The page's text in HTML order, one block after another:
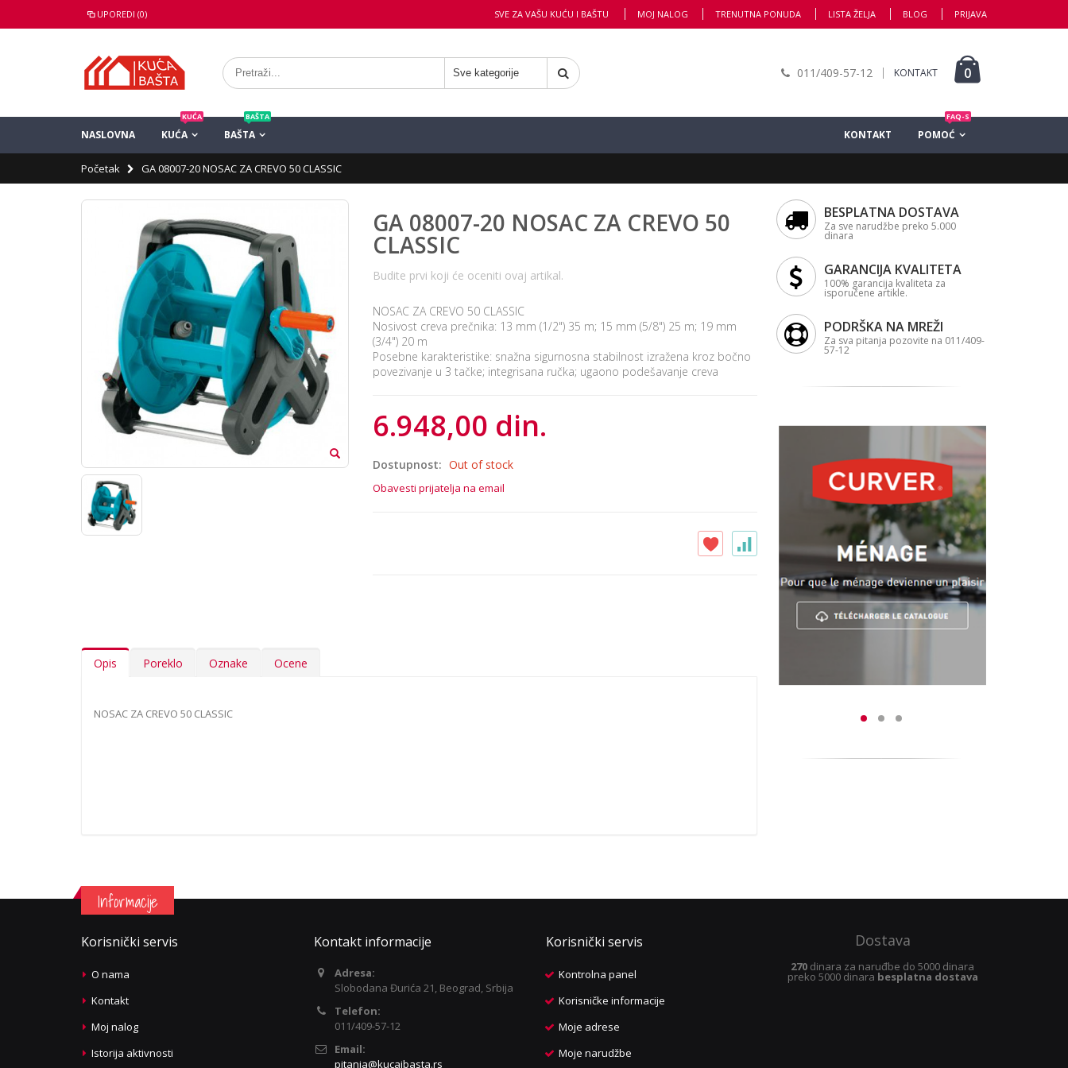
UPOREDI (0) MOJ NALOG TRENUTNA PONUDA LISTA ŽELJA BLOG PRIJAVA
SVE ZA VAŠU KUĆU I BAŠTU
011/409-57-12 KONTAKT 0
NASLOVNA KUĆA
KUĆA
BAŠTA
BAŠTA
POMOĆ
FAQ-S
KONTAKT
Početak GA 08007-20 NOSAC ZA CREVO 50 CLASSIC
GA 08007-20 NOSAC ZA CREVO 50
CLASSIC
Budite prvi koji će oceniti ovaj artikal.
NOSAC ZA CREVO 50 CLASSIC
Nosivost creva prečnika: 13 mm (1/2") 35 m; 15 mm (5/8") 25 m; 19 mm
(3/4") 20 m
Posebne karakteristike: snažna sigurnosna stabilnost izražena kroz bočno
povezivanje u 3 tačke; integrisana ručka; ugaono podešavanje creva
6.948,00 din.
Dostupnost: Out of stock
Obavesti prijatelja na email
Opis Poreklo Oznake Ocene
NOSAC ZA CREVO 50 CLASSIC
BESPLATNA DOSTAVA
Za sve narudžbe preko 5.000
dinara
GARANCIJA KVALITETA
100% garancija kvaliteta za
isporučene artikle.
PODRŠKA NA MREŽI
Za sva pitanja pozovite na 011/409-
57-12
Informacije
Korisnički servis
O nama
Kontakt
Moj nalog
Istorija aktivnosti
Kontakt informacije
Adresa:
Slobodana Đurića 21, Beograd, Srbija
Telefon:
011/409-57-12
Email:
pitanja@kucaibasta.rs
Korisnički servis
Kontrolna panel
Korisničke informacije
Moje adrese
Moje narudžbe
Dostava
270 dinara za naruđbe do 5000 dinara
preko 5000 dinara besplatna dostava